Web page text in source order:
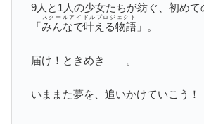
9人と1人の少女たちが紡ぐ、初めて
「みんなで叶える物語
スクールアイドルプロジェクト
」。
届け ！ ときめき――。
いままた夢を、追いかけていこう！